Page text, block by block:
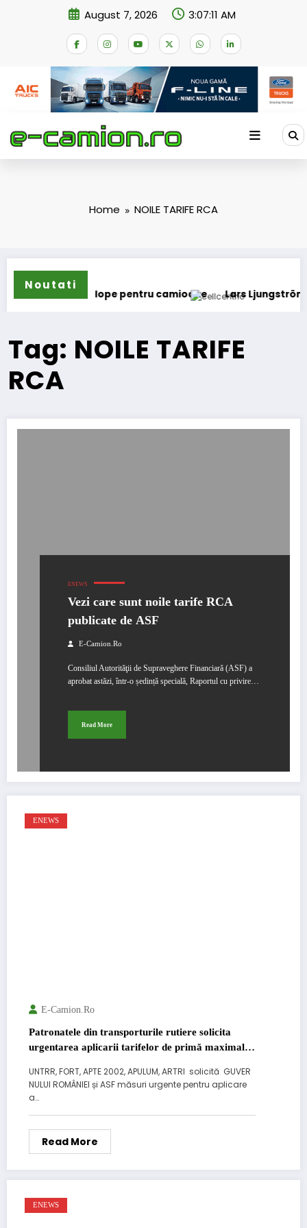
August 7, 2026 3:07:11 AM
Home NOILE TARIFE RCA
Noutati
anvelope pentru camioane Lars Ljungström a fost
Tag: NOILE TARIFE
RCA
ENEWS
Vezi care sunt noile tarife RCA
publicate de ASF
E-Camion.ro
Consiliul Autorităţii de Supraveghere Financiară (ASF) a
aprobat astăzi, într-o ședință specială, Raportul cu privire…
Read More
ENEWS
E-Camion.ro
Patronatele din transporturile rutiere solicita
urgentarea aplicarii tarifelor de primă maximale
UNTRR, FORT, APTE 2002, APULUM, ARTRI solicită GUVER
NULUI ROMÂNIEI și ASF măsuri urgente pentru aplicare
a…
Read More
ENEWS